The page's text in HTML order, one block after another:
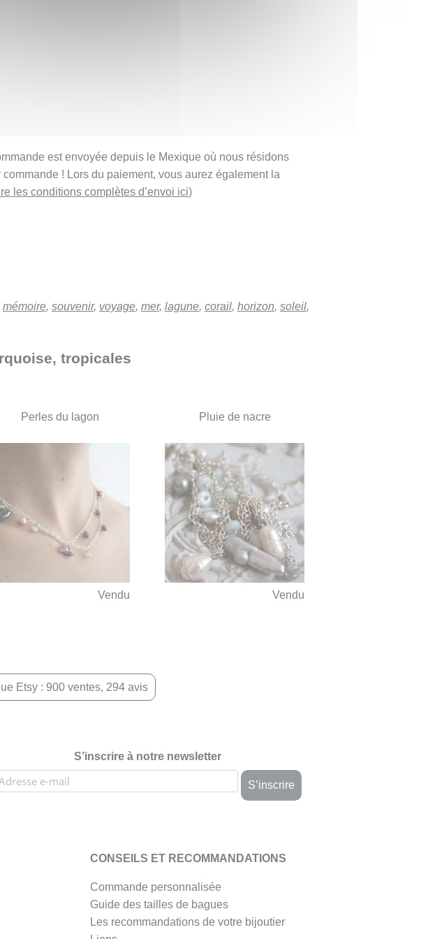
est envoyée depuis le Mexique où nous résidons
! Lors du paiement, vous aurez également la
les conditions complètes d’envoi ici)
mémoire, souvenir, voyage, mer, lagune, corail, horizon, soleil,
tropicales
Perles du lagon
Vendu
Pluie de nacre
Vendu
Etsy : 900 ventes, 294 avis
S’inscrire à notre newsletter
CONSEILS ET RECOMMANDATIONS
Commande personnalisée
Guide des tailles de bagues
Les recommandations de votre bijoutier